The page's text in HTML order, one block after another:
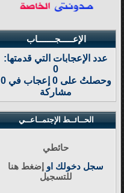
الإعـــــجـــــــاب
عدد الإعجابات التي قدمتها:
0
وحصلتُ على 0 إعجاب في 0
مشاركة
الحــائــط الإجتمــاعــي
حائطي
سجل دخولك او إضغط هنا
للتسجيل